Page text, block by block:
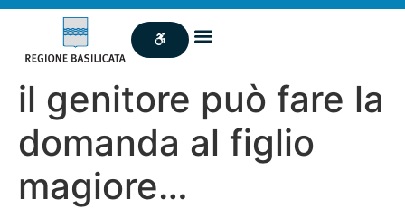
il genitore può fare la
domanda al figlio
magiore…